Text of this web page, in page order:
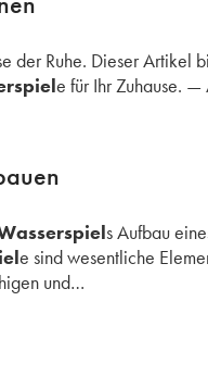
der Ruhe. Dieser Artikel
e für Ihr Zuhause. —
s Aufbau
e sind wesentliche
und…